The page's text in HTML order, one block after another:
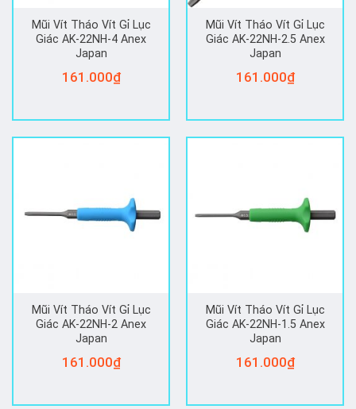
Mũi Vít Tháo Vít Gỉ Lục
Giác AK-22NH-4 Anex
Japan
161.000₫
Mũi Vít Tháo Vít Gỉ Lục
Giác AK-22NH-2.5 Anex
Japan
161.000₫
Mũi Vít Tháo Vít Gỉ Lục
Giác AK-22NH-2 Anex
Japan
161.000₫
Mũi Vít Tháo Vít Gỉ Lục
Giác AK-22NH-1.5 Anex
Japan
161.000₫